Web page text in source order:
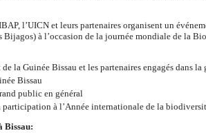
l’UICN et leurs partenaires organisent un
Bijagos) à l’occasion de la journée mondiale de la
la Guinée Bissau et les partenaires engagés dans
Bissau
public en général
à l’Année internationale de la
Bissau: